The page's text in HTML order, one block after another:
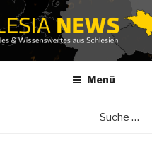
Menü